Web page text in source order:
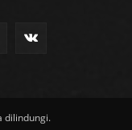
dilindungi.